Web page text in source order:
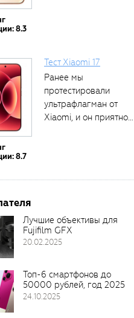
8.3
8.7
Тест Xiaomi 17
Ранее мы
протестировали
ультрафлагман от
Xiaomi, и он приятно
Лучшие объективы для
Fujifilm GFX
20.02.2025
Топ-6 смартфонов до
50000 рублей, год 2025
24.10.2025